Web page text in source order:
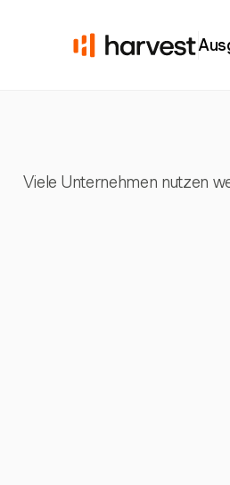
Viele Unternehmen nutzen